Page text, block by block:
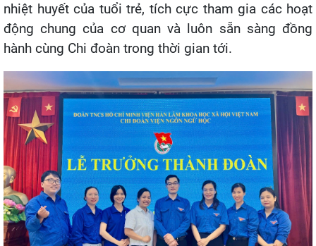
nhiệt huyết của tuổi trẻ, tích cực tham gia các hoạt
động chung của cơ quan và luôn sẵn sàng đồng
hành cùng Chi đoàn trong thời gian tới.